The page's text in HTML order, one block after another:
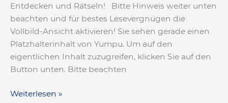
Entdecken und Rätseln! Bitte Hinweis weiter unten
beachten und für bestes Lesevergnügen die
Vollbild-Ansicht aktivieren! Sie sehen gerade einen
Platzhalterinhalt von Yumpu. Um auf den
eigentlichen Inhalt zuzugreifen, klicken Sie auf den
Button unten. Bitte beachten
Weiterlesen »